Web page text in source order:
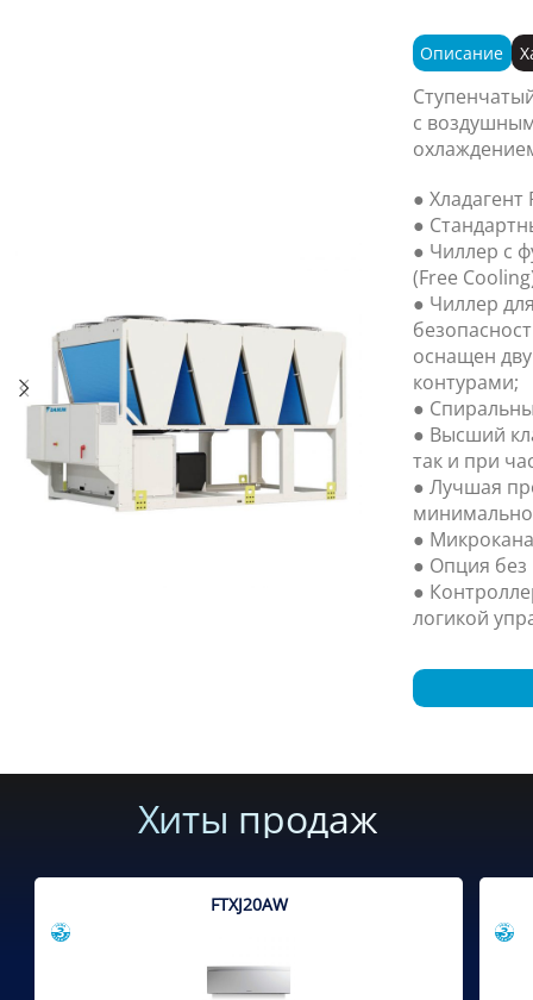
Описание
с
● Хладагент
●
● Чиллер с
(Free
● Чиллер
оснащен
контурами;
●
● Высший
так и при
● Лучшая
●
● Опция без
●
логикой
Хиты продаж
FTXJ20AW